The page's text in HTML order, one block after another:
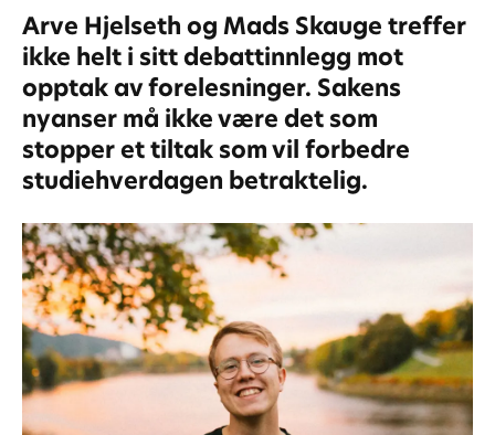
Arve Hjelseth og Mads Skauge treffer
ikke helt i sitt debattinnlegg mot
opptak av forelesninger. Sakens
nyanser må ikke være det som
stopper et tiltak som vil forbedre
studiehverdagen betraktelig.